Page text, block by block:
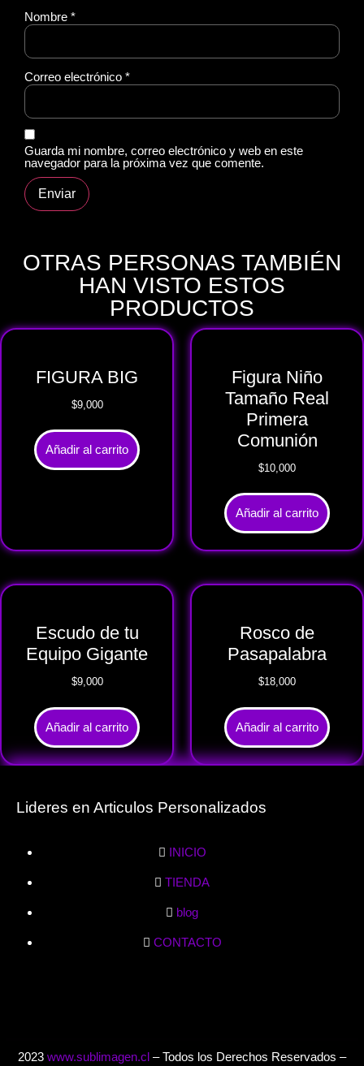
Nombre *
Correo electrónico *
Guarda mi nombre, correo electrónico y web en este
navegador para la próxima vez que comente.
OTRAS PERSONAS TAMBIÉN
HAN VISTO ESTOS
PRODUCTOS
FIGURA BIG
$9,000
Añadir al carrito
Figura Niño
Tamaño Real
Primera
Comunión
$10,000
Añadir al carrito
Escudo de tu
Equipo Gigante
$9,000
Añadir al carrito
Rosco de
Pasapalabra
$18,000
Añadir al carrito
Lideres en Articulos Personalizados
INICIO
TIENDA
blog
CONTACTO
2023 www.sublimagen.cl – Todos los Derechos Reservados –